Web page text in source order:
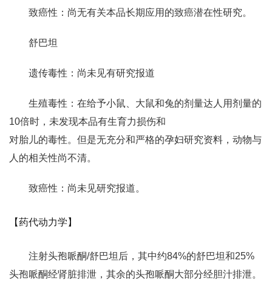
致癌性：尚无有关本品长期应用的致癌潜在性研究。
舒巴坦
遗传毒性：尚未见有研究报道
生殖毒性：在给予小鼠、大鼠和兔的剂量达人用剂量的
10倍时，未发现本品有生育力损伤和
对胎儿的毒性。但是无充分和严格的孕妇研究资料，动物与
人的相关性尚不清。
致癌性：尚未见研究报道。
【药代动力学】
注射头孢哌酮/舒巴坦后，其中约84%的舒巴坦和25%
头孢哌酮经肾脏排泄，其余的头孢哌酮大部分经胆汁排泄。